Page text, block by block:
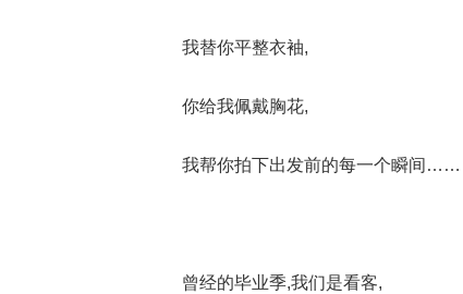
我替你平整衣袖,
你给我佩戴胸花,
我帮你拍下出发前的每一个瞬间……
曾经的毕业季,我们是看客,